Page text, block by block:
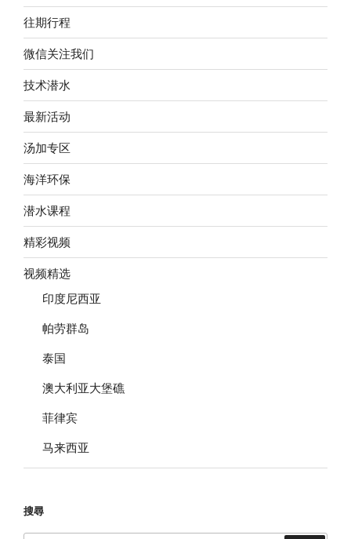
往期行程
微信关注我们
技术潜水
最新活动
汤加专区
海洋环保
潜水课程
精彩视频
视频精选
印度尼西亚
帕劳群岛
泰国
澳大利亚大堡礁
菲律宾
马来西亚
搜尋